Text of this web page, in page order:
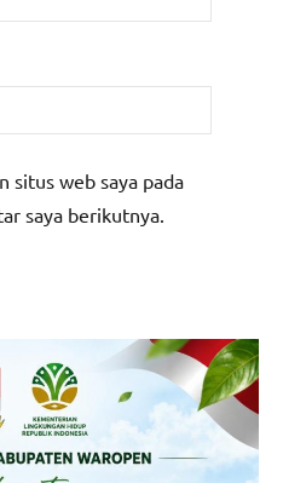
situs web saya pada
saya berikutnya.